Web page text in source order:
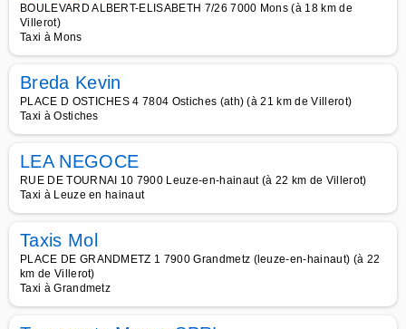
BOULEVARD ALBERT-ELISABETH 7/26 7000 Mons (à 18 km de
Villerot)
Taxi à Mons
Breda Kevin
PLACE D OSTICHES 4 7804 Ostiches (ath) (à 21 km de Villerot)
Taxi à Ostiches
LEA NEGOCE
RUE DE TOURNAI 10 7900 Leuze-en-hainaut (à 22 km de Villerot)
Taxi à Leuze en hainaut
Taxis Mol
PLACE DE GRANDMETZ 1 7900 Grandmetz (leuze-en-hainaut) (à 22
km de Villerot)
Taxi à Grandmetz